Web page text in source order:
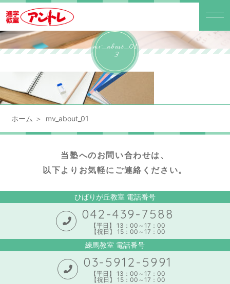
mv_about_01
-3
ホーム mv_about_01
当塾へのお問い合わせは、
以下よりお気軽にご連絡ください。
ひばりが丘教室 電話番号
042-439-7588
【平日】 13：00～17：00
【祝日】 15：00～17：00
練馬教室 電話番号
03-5912-5991
【平日】 13：00～17：00
【祝日】 15：00～17：00